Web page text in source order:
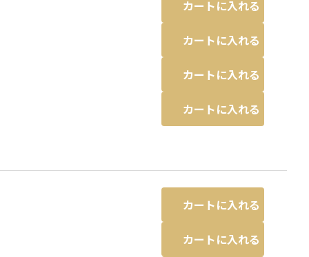
カートに入れる
カートに入れる
カートに入れる
カートに入れる
カートに入れる
カートに入れる